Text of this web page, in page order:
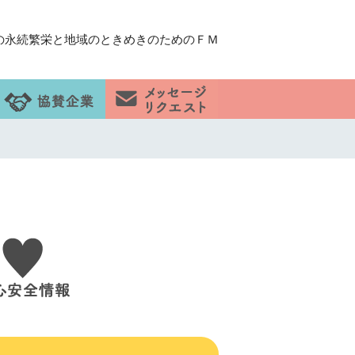
永続繁栄と地域のときめきのためのＦＭ